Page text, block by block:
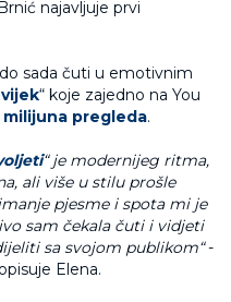
sada čuti u emotivnim
“ koje zajedno na You
milijuna pregleda.
“ je modernijeg ritma,
ali više u stilu prošle
pjesme i spota mi je
sam čekala čuti i vidjeti
sa svojom publikom“-
Elena.